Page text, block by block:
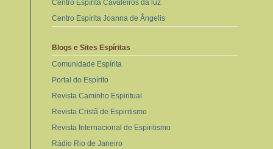
Centro Espírita Cavaleiros da luz
Centro Espírita Joanna de Ângelis
Blogs e Sites Espíritas
Comunidade Espírita
Portal do Espírito
Revista Caminho Espiritual
Revista Cristã de Espiritismo
Revista Internacional de Espiritismo
Rádio Rio de Janeiro